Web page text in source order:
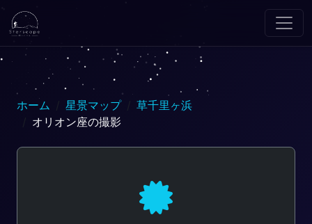
ホーム 星景マップ
草千里ヶ浜
オリオン座の撮影